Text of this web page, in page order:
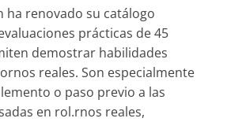
ha renovado su catálogo
prácticas de 45
demostrar habilidades
reales. Son especialmente
o paso previo a las
en rol.rnos reales,